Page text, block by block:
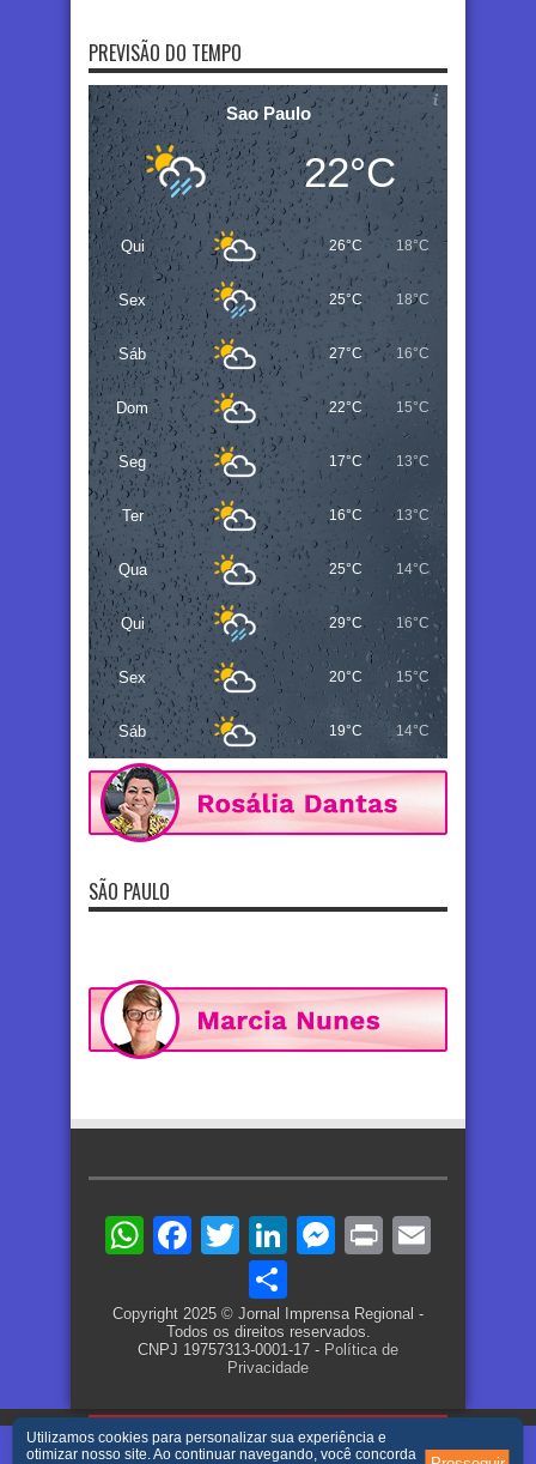
PREVISÃO DO TEMPO
Sao Paulo
22°C
Qui 26°C 18°C
Sex 25°C 18°C
Sáb 27°C 16°C
Dom 22°C 15°C
Seg 17°C 13°C
Ter 16°C 13°C
Qua 25°C 14°C
Qui 29°C 16°C
Sex 20°C 15°C
Sáb 19°C 14°C
SÃO PAULO
WhatsApp
Facebook
TwitterLinkedIn
Messenger
Print
Copyright 2025 © Jornal Imprensa Regional -
Todos os direitos reservados.
CNPJ 19757313-0001-17 - Política de
Privacidade
Utilizamos cookies para personalizar sua experiência e
otimizar nosso site. Ao continuar navegando, você concorda